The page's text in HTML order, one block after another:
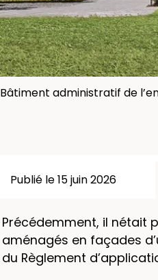
Bâtiment administratif de
Publié le 15 juin 2026
Précédemment, il nétait
aménagés en façades
du Règlement